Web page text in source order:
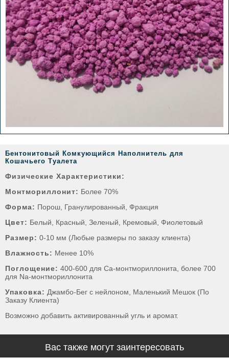
Бентонитовый Комкующийся Наполнитель для
Кошачьего Туалета
Физические Характеристики:
Монтмориллонит: Более 70%
Форма: Порош, Гранулированный, Фракция
Цвет: Белый, Красный, Зеленый, Кремовый, Фиолетовый
Размер: 0-10 мм (Любые размеры по заказу клиента)
Влажность: Менее 10%
Поглощение: 400-600 для Ca-монтмориллонита, более 700
для Na-монтмориллонита
Упаковка: Джамбо-Бег с нейлоном, Маленький Мешок (По
Заказу Клиента)
Возможно добавить активированный угль и аромат.
Вас также могут заинтересовать